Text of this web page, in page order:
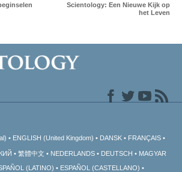
Scientology: Een Nieuwe Kijk op
het Leven
ENGLISH (United Kingdom) DANSK FRANÇAIS
繁體中文 NEDERLANDS DEUTSCH
MAGYAR
(LATINO) ESPAÑOL (CASTELLANO)